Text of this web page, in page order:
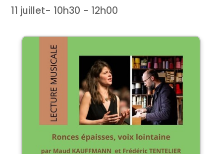
11 juillet- 10h30 - 12h00